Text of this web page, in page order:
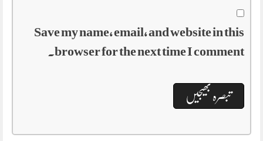
Save my name, email, and website in this
browser for the next time I comment.